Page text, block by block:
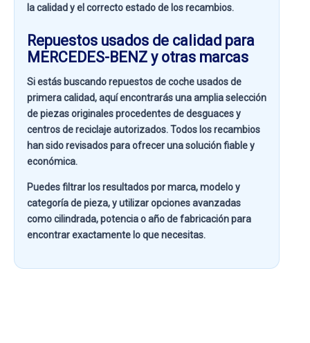
la calidad y el correcto estado de los recambios.
Repuestos usados de calidad para
MERCEDES-BENZ y otras marcas
Si estás buscandorepuestos de coche usados de
primera calidad, aquí encontrarás una amplia selección
de piezas originales procedentes de desguaces y
centros de reciclaje autorizados. Todos los recambios
han sido revisados para ofrecer una solución fiable y
económica.
Puedes filtrar los resultados pormarca, modelo y
categoría de pieza, y utilizar opciones avanzadas
comocilindrada, potencia o año de fabricaciónpara
encontrar exactamente lo que necesitas.